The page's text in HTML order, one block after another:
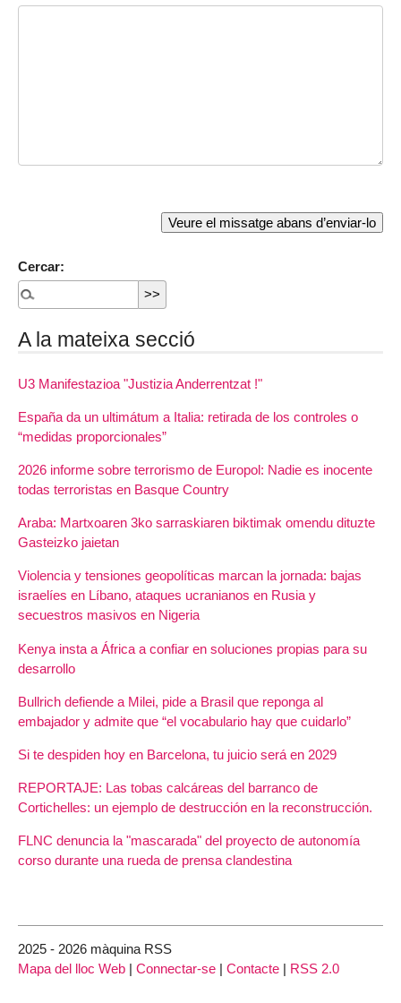
Cercar:
A la mateixa secció
U3 Manifestazioa "Justizia Anderrentzat !"
España da un ultimátum a Italia: retirada de los controles o
“medidas proporcionales”
2026 informe sobre terrorismo de Europol: Nadie es inocente
todas terroristas en Basque Country
Araba: Martxoaren 3ko sarraskiaren biktimak omendu dituzte
Gasteizko jaietan
Violencia y tensiones geopolíticas marcan la jornada: bajas
israelíes en Líbano, ataques ucranianos en Rusia y
secuestros masivos en Nigeria
Kenya insta a África a confiar en soluciones propias para su
desarrollo
Bullrich defiende a Milei, pide a Brasil que reponga al
embajador y admite que “el vocabulario hay que cuidarlo”
Si te despiden hoy en Barcelona, tu juicio será en 2029
REPORTAJE: Las tobas calcáreas del barranco de
Cortichelles: un ejemplo de destrucción en la reconstrucción.
FLNC denuncia la "mascarada" del proyecto de autonomía
corso durante una rueda de prensa clandestina
2025 - 2026 màquina RSS
Mapa del lloc Web | Connectar-se | Contacte | RSS 2.0